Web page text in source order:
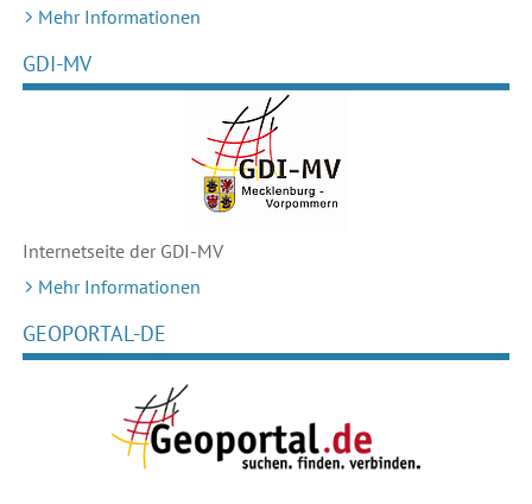
Mehr Informationen
GDI-MV
Internetseite der GDI-MV
Mehr Informationen
GEOPORTAL-DE